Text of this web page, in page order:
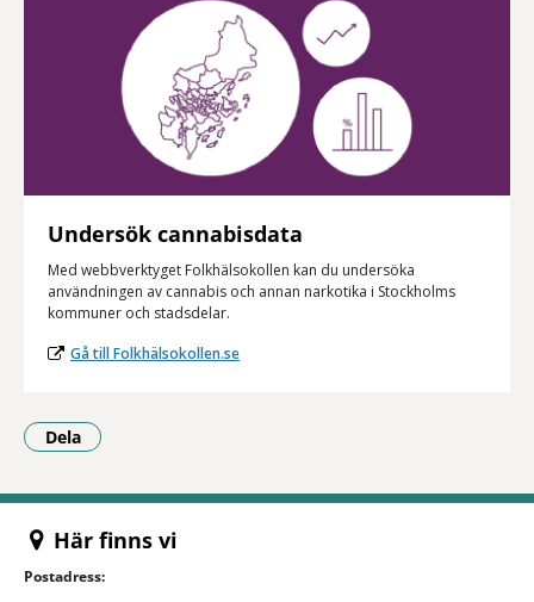
Undersök cannabisdata
Med webbverktyget Folkhälsokollen kan du undersöka
användningen av cannabis och annan narkotika i Stockholms
kommuner och stadsdelar.
Gå till Folkhälsokollen.se
Dela
- Klicka för att öppna delningsalternativ.
Här finns vi
Postadress: